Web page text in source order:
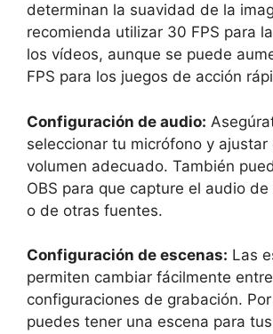
determinan la suavidad de la
recomienda utilizar 30 FPS para
los vídeos, aunque se puede
FPS para los juegos de acción
Configuración de audio:
seleccionar tu micrófono y ajustar
volumen adecuado. También
OBS para que capture el audio
o de otras fuentes.
Configuración de escenas: Las
permiten cambiar fácilmente
configuraciones de grabación.
puedes tener una escena para